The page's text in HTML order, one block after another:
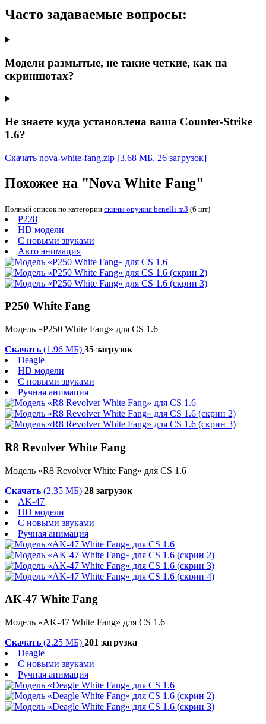
Часто задаваемые вопросы:
Модели размытые, не такие четкие, как на
скриншотах?
Не знаете куда установлена ваша Counter-Strike
1.6?
Скачать nova-white-fang.zip [3.68 МБ, 26 загрузок]
Похожее на "Nova White Fang"
Полный список по категории скины оружия benelli m3 (6 шт)
P228
HD модели
С новыми звуками
Авто анимация
P250 White Fang
Модель «P250 White Fang» для CS 1.6
Скачать (1.96 МБ) 35 загрузок
Deagle
HD модели
С новыми звуками
Ручная анимация
R8 Revolver White Fang
Модель «R8 Revolver White Fang» для CS 1.6
Скачать (2.35 МБ) 28 загрузок
AK-47
HD модели
С новыми звуками
Ручная анимация
AK-47 White Fang
Модель «AK-47 White Fang» для CS 1.6
Скачать (2.25 МБ) 201 загрузка
Deagle
С новыми звуками
Ручная анимация